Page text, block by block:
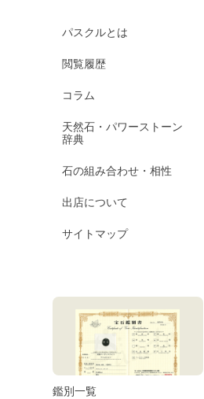
パスクルとは
閲覧履歴
コラム
天然石・パワーストーン
辞典
石の組み合わせ・相性
出店について
サイトマップ
鑑別一覧